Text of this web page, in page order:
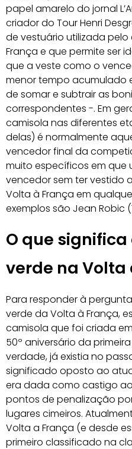
papel amarelo do jornal
criador do Tour Henri
de vestuário utilizada
França e que permite ser
que a veste como o
menor tempo acumulado
de somar e subtrair as
correspondentes -. Em
camisola nas diferentes
delas) é normalmente
vencedor final da
muito específicos em que
vencedor sem ter vestido
Volta à França em
exemplos são Jean Robic
O que
verde na Volta
Para responder à
verde da Volta à França,
camisola que foi criada
50º aniversário da
verdade, já existia no
significado oposto ao
era dada como castigo
pontos de penalização
lugares cimeiros.
Volta a França (e desde
primeiro classificado na